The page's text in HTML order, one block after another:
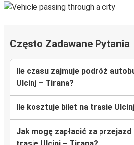
Często Zadawane Pytania
Ile czasu zajmuje podróż
Ulcinj – Tirana?
Ile kosztuje bilet na trasie
Jak mogę zapłacić za